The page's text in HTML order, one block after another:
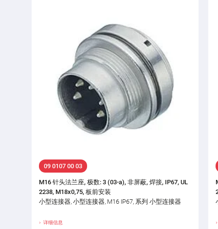
09 0107 00 03
M16 针头法兰座, 极数: 3 (03-a), 非屏蔽, 焊接, IP67, UL
2238, M18x0,75, 板前安装
小型连接器, 小型连接器, M16 IP67, 系列 小型连接器
详细信息